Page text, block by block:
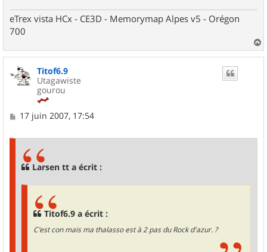
eTrex vista HCx - CE3D - Memorymap Alpes v5 - Orégon
700
a
u
Titof6.9
Utagawiste
gourou
M17 juin 2007, 17:54
Larsen tt a écrit :
Titof6.9 a écrit :
C'est con mais ma thalasso est à 2 pas du Rock d'azur. ?